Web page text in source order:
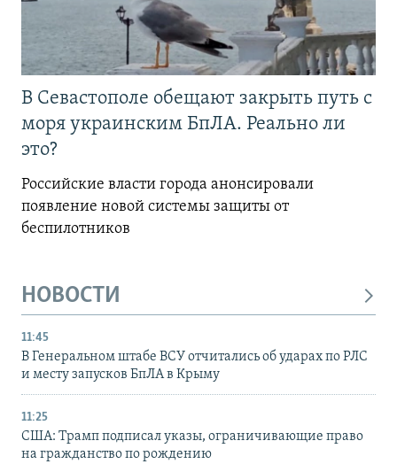
В Севастополе обещают закрыть путь с
моря украинским БпЛА. Реально ли
это?
Российские власти города анонсировали
появление новой системы защиты от
беспилотников
НОВОСТИ
11:45
В Генеральном штабе ВСУ отчитались об ударах по РЛС
и месту запусков БпЛА в Крыму
11:25
США: Трамп подписал указы, ограничивающие право
на гражданство по рождению